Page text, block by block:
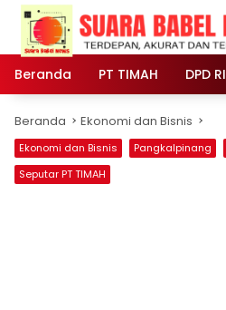
Langsung
konten
Beranda
PT TIMAH DPD RI
Beranda Ekonomi dan Bisnis
Ekonomi dan Bisnis Pangkalpinang
Seputar PT TIMAH